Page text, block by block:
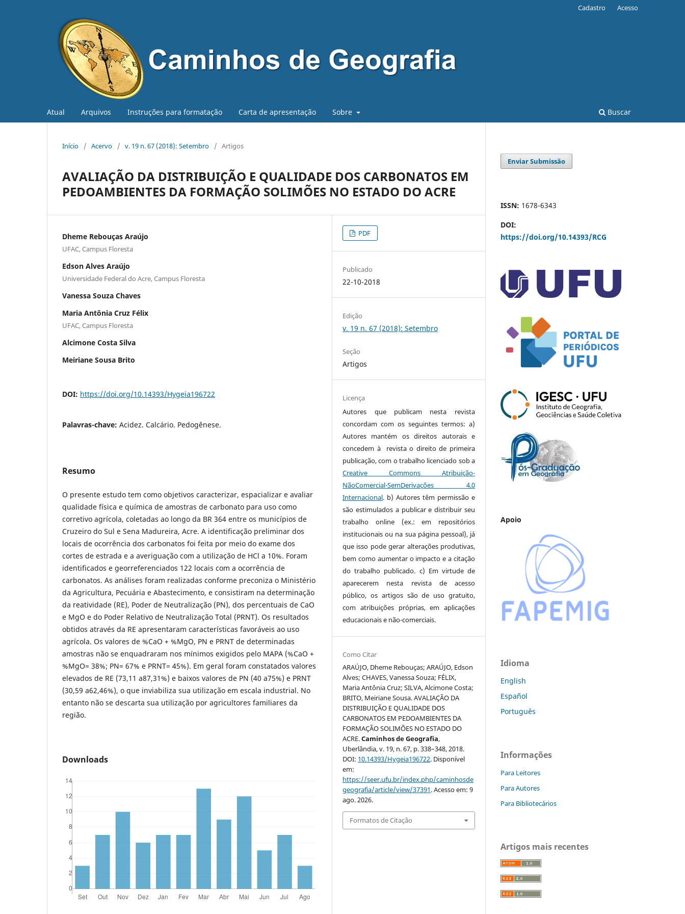
Atual Arquivos Instruções para formatação Carta de apresentação Sobre Buscar
Cadastro Acesso
Início / Acervo / v. 19 n. 67 (2018): Setembro / Artigos
AVALIAÇÃO DA DISTRIBUIÇÃO E QUALIDADE DOS CARBONATOS EM
PEDOAMBIENTES DA FORMAÇÃO SOLIMÕES NO ESTADO DO ACRE
Dheme Rebouças Araújo
UFAC, Campus Floresta
Edson Alves Araújo
Universidade Federal do Acre, Campus Floresta
Vanessa Souza Chaves
Maria Antônia Cruz Félix
UFAC, Campus Floresta
Alcimone Costa Silva
Meiriane Sousa Brito
DOI: https://doi.org/10.14393/Hygeia196722
Palavras-chave: Acidez. Calcário. Pedogênese.
Resumo
O presente estudo tem como objetivos caracterizar, espacializar e avaliar
qualidade física e química de amostras de carbonato para uso como
corretivo agrícola, coletadas ao longo da BR 364 entre os municípios de
Cruzeiro do Sul e Sena Madureira, Acre. A identificação preliminar dos
locais de ocorrência dos carbonatos foi feita por meio do exame dos
cortes de estrada e a averiguação com a utilização de HCl a 10%. Foram
identificados e georreferenciados 122 locais com a ocorrência de
carbonatos. As análises foram realizadas conforme preconiza o Ministério
da Agricultura, Pecuária e Abastecimento, e consistiram na determinação
da reatividade (RE), Poder de Neutralização (PN), dos percentuais de CaO
e MgO e do Poder Relativo de Neutralização Total (PRNT). Os resultados
obtidos através da RE apresentaram características favoráveis ao uso
agrícola. Os valores de %CaO + %MgO, PN e PRNT de determinadas
amostras não se enquadraram nos mínimos exigidos pelo MAPA (%CaO +
%MgO= 38%; PN= 67% e PRNT= 45%). Em geral foram constatados valores
elevados de RE (73,11 a87,31%) e baixos valores de PN (40 a75%) e PRNT
(30,59 a62,46%), o que inviabiliza sua utilização em escala industrial. No
entanto não se descarta sua utilização por agricultores familiares da
região.
Downloads
PDF
Publicado
22-10-2018
Edição
v. 19 n. 67 (2018): Setembro
Seção
Artigos
Licença
Autores que publicam nesta revista
concordam com os seguintes termos: a)
Autores mantém os direitos autorais e
concedem à revista o direito de primeira
publicação, com o trabalho licenciado sob a
Creative Commons Atribuição-
NãoComercial-SemDerivações 4.0
Internacional. b) Autores têm permissão e
são estimulados a publicar e distribuir seu
trabalho online (ex.: em repositórios
institucionais ou na sua página pessoal), já
que isso pode gerar alterações produtivas,
bem como aumentar o impacto e a citação
do trabalho publicado. c) Em virtude de
aparecerem nesta revista de acesso
público, os artigos são de uso gratuito,
com atribuições próprias, em aplicações
educacionais e não-comerciais.
Como Citar
ARAÚJO, Dheme Rebouças; ARAÚJO, Edson
Alves; CHAVES, Vanessa Souza; FÉLIX,
Maria Antônia Cruz; SILVA, Alcimone Costa;
BRITO, Meiriane Sousa. AVALIAÇÃO DA
DISTRIBUIÇÃO E QUALIDADE DOS
CARBONATOS EM PEDOAMBIENTES DA
FORMAÇÃO SOLIMÕES NO ESTADO DO
ACRE.Caminhos de Geografia,
Uberlândia, v. 19, n. 67, p. 338–348, 2018.
DOI: 10.14393/Hygeia196722. Disponível
em:
https://seer.ufu.br/index.php/caminhosde
geografia/article/view/37391. Acesso em: 9
ago. 2026.
Formatos de Citação
Enviar Submissão
ISSN: 1678-6343
DOI:
https://doi.org/10.14393/RCG
Apoio
Idioma
English
Español
Português
Informações
Para Leitores
Para Autores
Para Bibliotecários
Artigos mais recentes